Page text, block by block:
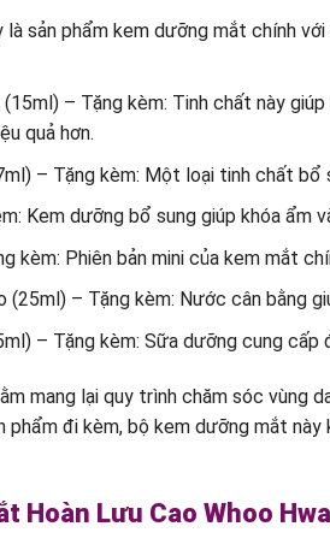
là sản phẩm kem dưỡng mắt chính
(15ml) – Tặng kèm: Tinh chất này
quả hơn.
– Tặng kèm: Một loại tinh chất
Kem dưỡng bổ sung giúp khóa
kèm: Phiên bản mini của kem mắt
(25ml) – Tặng kèm: Nước cân bằng
– Tặng kèm: Sữa dưỡng cung
mang lại quy trình chăm sóc
phẩm đi kèm, bộ kem dưỡng mắt
Hoàn Lưu Cao Whoo